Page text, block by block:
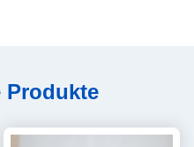
Produkte